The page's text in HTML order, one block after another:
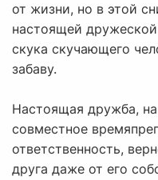
от жизни, но в этой
настоящей
скука скучающего
забаву.
Настоящая дружба,
совместное
ответственность,
друга даже от его